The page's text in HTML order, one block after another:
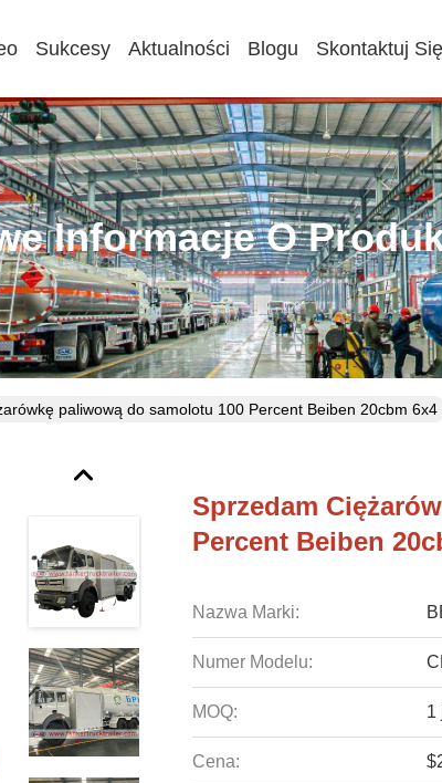
Sukcesy Aktualności Blogu Skontaktuj
Informacje O
paliwową do samolotu 100 Percent Beiben 20cbm 6x4
Sprzedam
Percent Beiben
Nazwa Marki:
Numer Modelu:
MOQ: 1
Cena: